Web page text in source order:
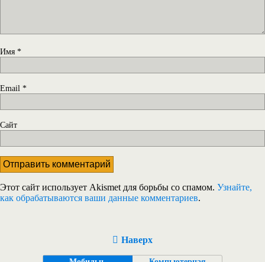
Имя *
Email *
Сайт
Этот сайт использует Akismet для борьбы со спамом. Узнайте,
как обрабатываются ваши данные комментариев.
Наверх